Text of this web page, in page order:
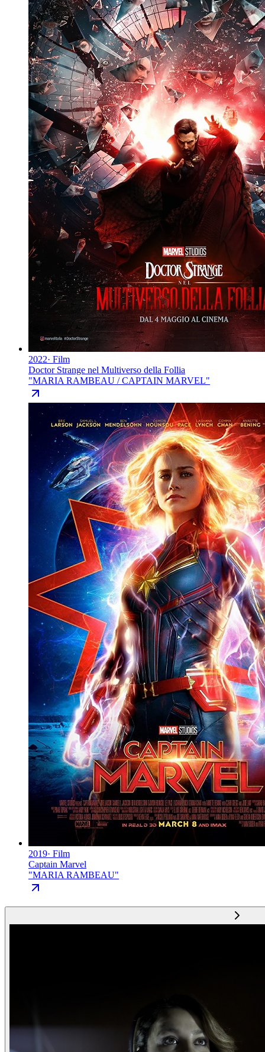
2022· Film
Doctor Strange nel Multiverso della Follia
"MARIA RAMBEAU / CAPTAIN MARVEL"
2019· Film
Captain Marvel
"MARIA RAMBEAU"